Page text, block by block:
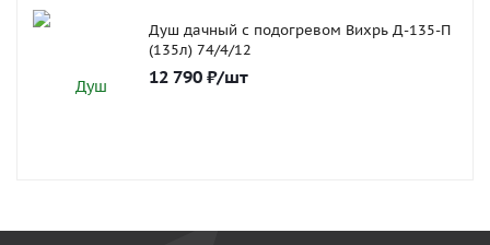
Душ дачный с подогревом Вихрь Д-135-П
(135л) 74/4/12
12 790 ₽/шт